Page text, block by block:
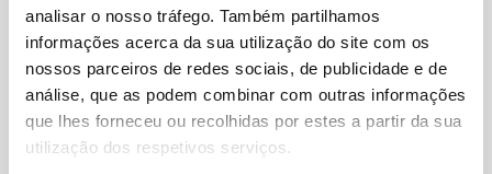
analisar o nosso tráfego. Também partilhamos
informações acerca da sua utilização do site com os
nossos parceiros de redes sociais, de publicidade e de
análise, que as podem combinar com outras informações
que lhes forneceu ou recolhidas por estes a partir da sua
utilização dos respetivos serviços.
segurança. A questão migratória põe uma questão
mais profunda, que é, antes de tudo, cultural”.
Leia o endereço completo do Santo Padre aqui